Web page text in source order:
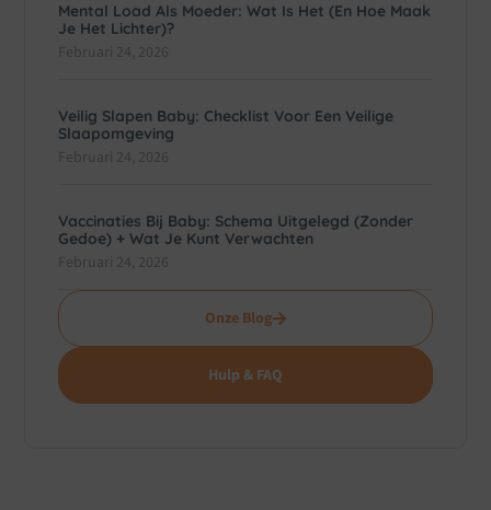
Mental Load Als Moeder: Wat Is Het (en Hoe Maak
Je Het Lichter)?
Februari 24, 2026
Veilig Slapen Baby: Checklist Voor Een Veilige
Slaapomgeving
Februari 24, 2026
Vaccinaties Bij Baby: Schema Uitgelegd (zonder
Gedoe) + Wat Je Kunt Verwachten
Februari 24, 2026
Onze Blog
Hulp & FAQ